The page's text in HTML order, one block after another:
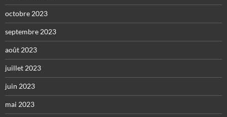
octobre 2023
septembre 2023
août 2023
juillet 2023
juin 2023
mai 2023